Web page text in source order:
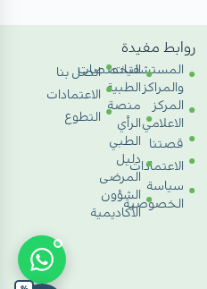
روابط مفيدة
المستشفيات
والمراكز
المركز
الاعلامي
قصتنا
الاعتمادات
سياسة
الخصوصية
التخصصات
الطبية
منصة
الرأي
الطبي
دليل
المرضى
الشؤون
الأكاديمية
اتصل بنا
الاعتمادات
التطوع